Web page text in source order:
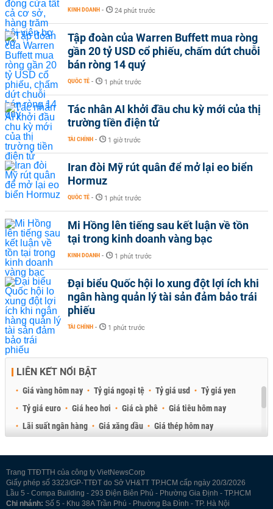
KINH DOANH - 24 phút trước
Tập đoàn của Warren Buffett mua ròng
gần 20 tỷ USD cổ phiếu, chấm dứt chuỗi
bán ròng 14 quý
QUỐC TẾ - 1 phút trước
Tác nhân AI khởi đầu chu kỳ mới của thị
trường tiền điện tử
TÀI CHÍNH - 1 giờ trước
Iran đòi Mỹ rút quân để mở lại eo biển
Hormuz
QUỐC TẾ - 1 phút trước
Mi Hồng lên tiếng sau kết luận về tồn
tại trong kinh doanh vàng bạc
KINH DOANH - 1 phút trước
Đại biểu Quốc hội lo xung đột lợi ích khi
ngân hàng quản lý tài sản đảm bảo trái
phiếu
TÀI CHÍNH - 1 phút trước
LIÊN KẾT NỔI BẬT
Giá vàng hôm nay Tỷ giá ngoại tệ Tỷ giá usd
Tỷ giá yen
Tỷ giá euro
Giá heo hơi Giá cà phê
Giá tiêu hôm nay
Lãi suất ngân hàng
Giá xăng dầu
Giá thép hôm nay
Trang TTĐTTH của công ty VietNewsCorp
Giấy phép số 3323/GP-TTĐT do Sở VH&TT TP.HCM cấp ngày 20/3/2026
Lầu 5 - Compa Building - 293 Điện Biên Phủ - Phường Gia Định - TP.HCM
Chi nhánh: Số 5 - Khu 38A Trần Phú - Phường Ba Đình - TP. Hà Nội